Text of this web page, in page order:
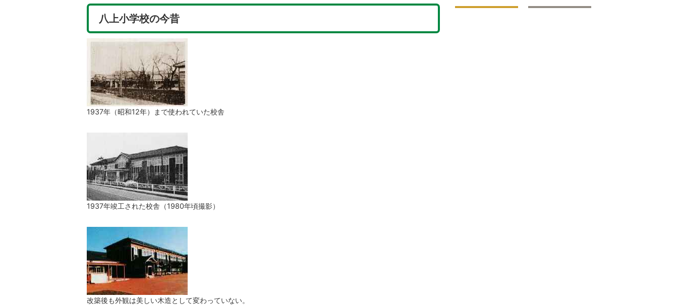
八上小学校の今昔
1937年（昭和12年）まで使われていた校舎
1937年竣工された校舎（1980年頃撮影）
改築後も外観は美しい木造として変わっていない。